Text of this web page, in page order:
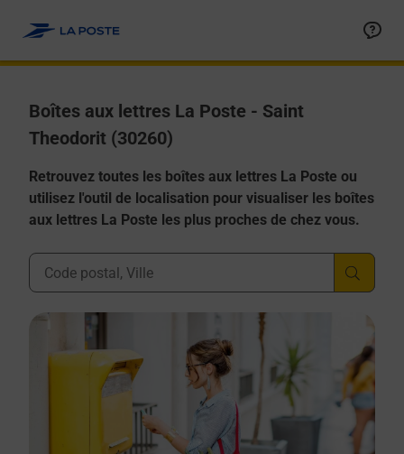
Boîtes aux lettres La Poste - Saint
Theodorit (30260)
Retrouvez toutes les boîtes aux lettres La Poste ou
utilisez l'outil de localisation pour visualiser les boîtes
aux lettres La Poste les plus proches de chez vous.
Ville, Département, Code Postal